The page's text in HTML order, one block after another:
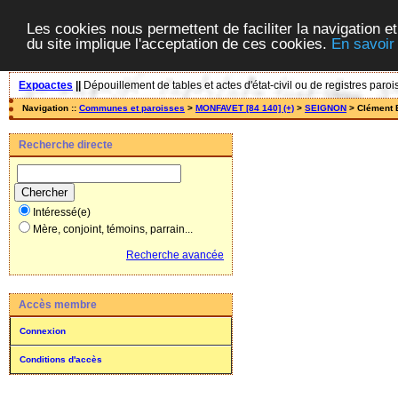
Les cookies nous permettent de faciliter la navigation
du site implique l'acceptation de ces cookies. En
Expoactes Dépouillement de tables et actes d'état-civil ou de registres
Navigation :: Communes et paroisses > MONFAVET [84 140] (+) > SEIGNON > Clément
Recherche directe
Intéressé(e)
Mère, conjoint, témoins, parrain...
Recherche avancée
Accès membre
Connexion
Conditions d'accès